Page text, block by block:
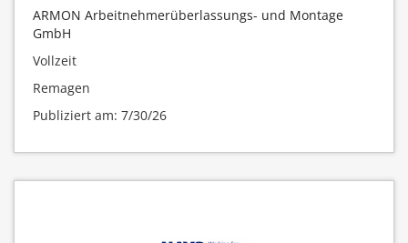
ARMON Arbeitnehmerüberlassungs- und Montage
GmbH
Vollzeit
Remagen
Publiziert am: 7/30/26